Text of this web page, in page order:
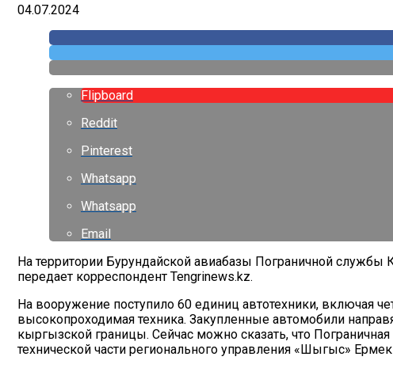
04.07.2024
Flipboard
Reddit
Pinterest
Whatsapp
Whatsapp
Email
На территории Бурундайской авиабазы Пограничной службы
передает корреспондент Tengrinews.kz.
На вооружение поступило 60 единиц автотехники, включая
высокопроходимая техника. Закупленные автомобили
кыргызской границы. Сейчас можно сказать, что
технической части регионального управления «Шыгыс»